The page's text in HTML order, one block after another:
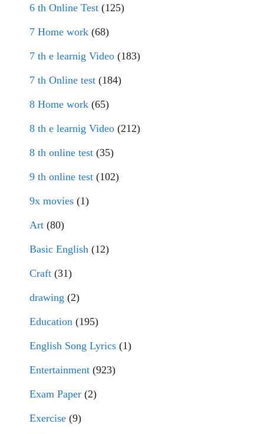
6 th Online Test (125)
7 Home work (68)
7 th e learnig Video (183)
7 th Online test (184)
8 Home work (65)
8 th e learnig Video (212)
8 th online test (35)
9 th online test (102)
9x movies (1)
Art (80)
Basic English (12)
Craft (31)
drawing (2)
Education (195)
English Song Lyrics (1)
Entertainment (923)
Exam Paper (2)
Exercise (9)